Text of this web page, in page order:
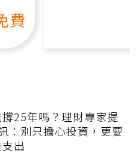
費
25年嗎？理財專家提
：別只擔心投資，更要
出